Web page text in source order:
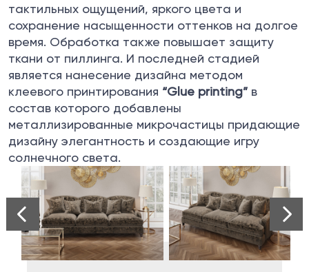
тактильных ощущений, яркого цвета и
сохранение насыщенности оттенков на долгое
время. Обработка также повышает защиту
ткани от пиллинга. И последней стадией
является нанесение дизайна методом
клеевого принтирования “Glue printing” в
состав которого добавлены
металлизированные микрочастицы придающие
дизайну элегантность и создающие игру
солнечного света.